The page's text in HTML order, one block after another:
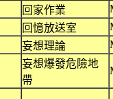
回家作業
回憶放送室
妄想理論
妄想爆發危險地
帶